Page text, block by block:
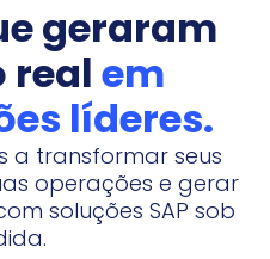
geraram
real em
líderes.
a transformar seus
operações e gerar
soluções SAP sob